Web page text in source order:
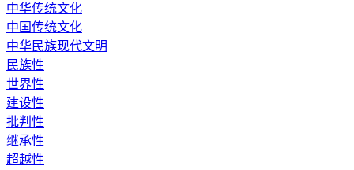
中华传统文化
中国传统文化
中华民族现代文明
民族性
世界性
建设性
批判性
继承性
超越性